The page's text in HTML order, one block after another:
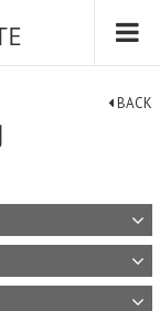
BACK